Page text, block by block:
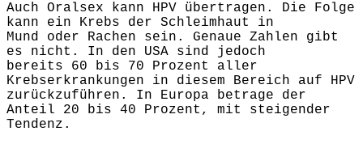
Auch Oralsex kann HPV übertragen. Die Folge
kann ein Krebs der Schleimhaut in
Mund oder Rachen sein. Genaue Zahlen gibt
es nicht. In den USA sind jedoch
bereits 60 bis 70 Prozent aller
Krebserkrankungen in diesem Bereich auf HPV
zurückzuführen. In Europa betrage der
Anteil 20 bis 40 Prozent, mit steigender
Tendenz.